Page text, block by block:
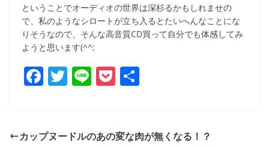
ということでオーディオの世界は深杉るかもしれませの
で、私のようなシロートが立ち入るとたいへんなことにな
りそうなので、そんな高音質CD買って自分でも体感してみ
ようと思います(^^;
F
e
T
er
Li P
et
カップヌードルのあの変な肉が無くなる！？